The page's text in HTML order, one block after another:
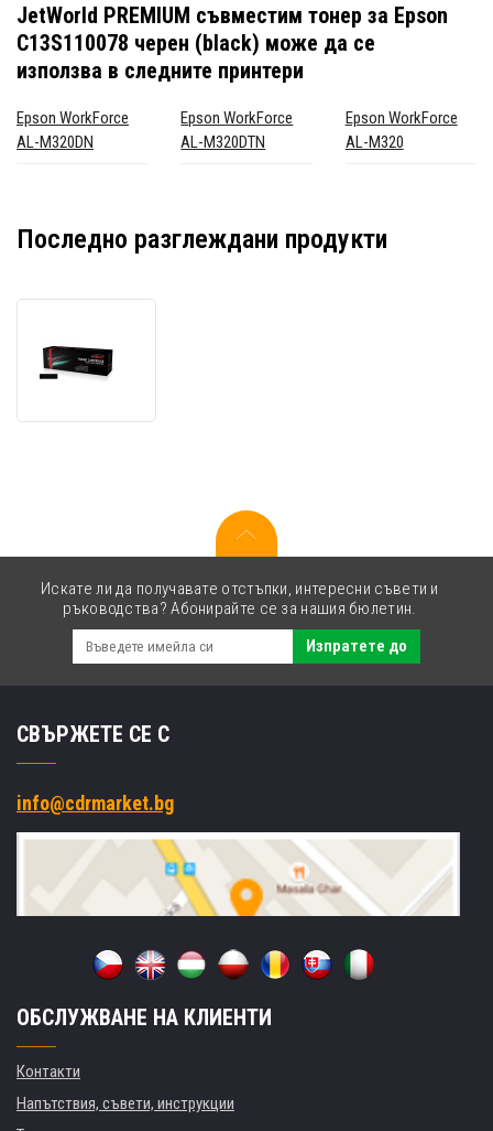
JetWorld PREMIUM съвместим тонер за Epson
C13S110078 черен (black) може да се
използва в следните принтери
Epson WorkForce
AL-M320DN
Epson WorkForce
AL-M320DTN
Epson WorkForce
AL-M320
Последно разглеждани продукти
за
Искате ли да получавате отстъпки, интересни съвети и
ръководства? Абонирайте се за нашия бюлетин.
Изпратете до
СВЪРЖЕТЕ СЕ С
info@cdrmarket.bg
ОБСЛУЖВАНЕ НА КЛИЕНТИ
Контакти
Напътствия, съвети, инструкции